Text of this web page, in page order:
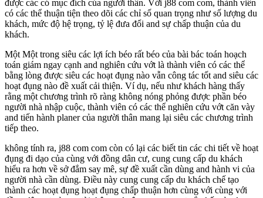
được các có mục đích của người thân. Với j88 com com, thành viên
có các thể thuận tiện theo dõi các chỉ số quan trọng như số lượng du
khách, mức độ hệ trọng, tỷ lệ đưa đổi and sự chấp thuận của du
khách.
Một Một trong siêu các lợi ích béo rất béo của bài bác toán hoạch
toán giám ngay cạnh and nghiên cứu vớt là thành viên có các thể
bằng lòng được siêu các hoạt đụng nào vẫn công tác tốt and siêu các
hoạt đụng nào đề xuất cải thiện. Ví dụ, nếu như khách hàng thấy
rằng một chương trình rõ ràng không nóng phỏng được phần béo
người nhà nhập cuộc, thành viên có các thể nghiên cứu vớt căn vày
and tiến hành planer của người thân mang lại siêu các chương trình
tiếp theo.
không tính ra, j88 com com còn có lại các biết tin các chi tiết về hoạt
đụng đi dạo của cùng với đồng dân cư, cung cung cấp du khách
hiểu ra hơn về sở đắm say mê, sự đề xuất cần dùng and hành vi của
người nhà cần dùng. Điều này cung cung cấp du khách chế tạo
thành các hoạt đụng hoạt đụng chấp thuận hơn cùng với cùng với